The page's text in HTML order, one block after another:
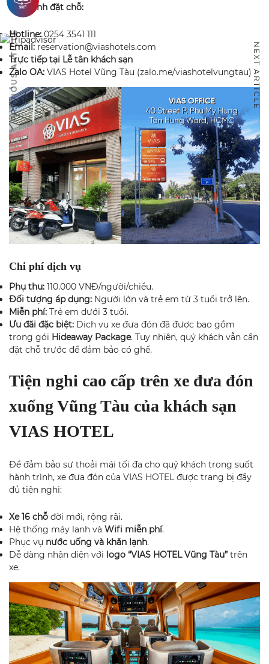
Các kênh đặt chỗ:
Hotline:0254 3541 111
Email: reservation@viashotels.com
Trực tiếp tại Lễ tân khách sạn
Zalo OA: VIAS Hotel Vũng Tàu (zalo.me/viashotelvungtau)
Chi phí dịch vụ
Phụ thu: 110.000 VNĐ/người/chiều.
Đối tượng áp dụng: Người lớn và trẻ em từ 3 tuổi trở lên.
Miễn phí: Trẻ em dưới 3 tuổi.
Ưu đãi đặc biệt: Dịch vụ xe đưa đón đã được bao gồm
trong gói Hideaway Package. Tuy nhiên, quý khách vẫn cần
đặt chỗ trước để đảm bảo có ghế.
Tiện nghi cao cấp trên xe đưa đón
xuống Vũng Tàu của khách sạn
VIAS HOTEL
Để đảm bảo sự thoải mái tối đa cho quý khách trong suốt
hành trình, xe đưa đón của VIAS HOTEL được trang bị đầy
đủ tiện nghi:
Xe 16 chỗ đời mới, rộng rãi.
Hệ thống máy lạnh và Wifi miễn phí.
Phục vụ nước uống và khăn lạnh.
Dễ dàng nhận diện với logo “VIAS HOTEL Vũng Tàu”trên
xe.
PREVIOUS ARTICLE NEXT ARTICLE